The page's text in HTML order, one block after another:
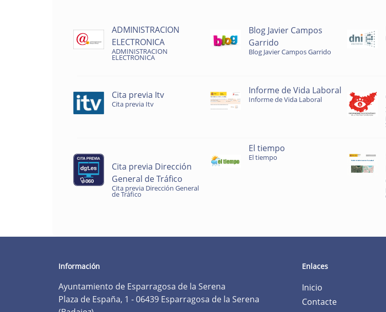
ADMINISTRACION
ELECTRONICA
ADMINISTRACION
ELECTRONICA
Blog Javier Campos
Garrido
Blog Javier Campos Garrido
Cita previa Itv
Cita previa Itv
Informe de Vida Laboral
Informe de Vida Laboral
Cita previa Dirección
General de Tráfico
Cita previa Dirección General
de Tráfico
El tiempo
El tiempo
Información
Ayuntamiento de Esparragosa de la Serena
Plaza de España, 1 - 06439 Esparragosa de la Serena
Enlaces
Inicio
Contacte